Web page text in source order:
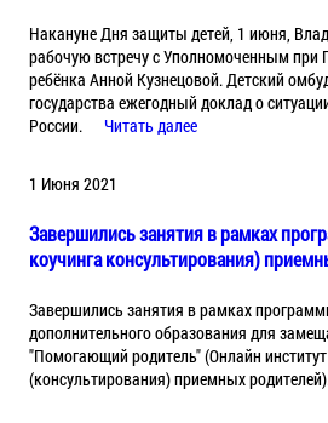
Накануне Дня защиты детей, 1 июня,
рабочую встречу с Уполномоченным при
ребёнка Анной Кузнецовой. Детский
государства ежегодный доклад о
России.
Читать далее
1 Июня 2021
Завершились занятия в рамках
коучинга консультирования)
Завершились занятия в рамках
дополнительного образования для
"Помогающий родитель" (Онлайн институт
(консультирования) приемных